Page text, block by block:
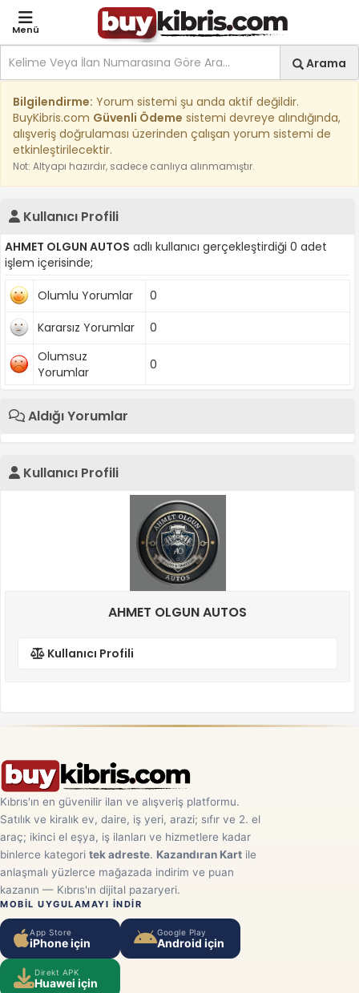
Menü
Ara
Arama
Kıbrıs İlan Platformu |
Bilgilendirme: Yorum sistemi şu anda aktif değildir.
BuyKibris.com Güvenli Ödeme sistemi devreye alındığında,
alışveriş doğrulaması üzerinden çalışan yorum sistemi de
etkinleştirilecektir.
Not: Altyapı hazırdır, sadece canlıya alınmamıştır.
Kullanıcı Profili
AHMET OLGUN AUTOS adlı kullanıcı gerçekleştirdiği 0 adet
işlem içerisinde;
Olumlu Yorumlar
0
Kararsız Yorumlar
0
Olumsuz
Yorumlar
0
Aldığı Yorumlar
Kullanıcı Profili
AHMET OLGUN AUTOS
Kullanıcı Profili
Kıbrıs'ın en güvenilir ilan ve alışveriş platformu.
Satılık ve kiralık ev, daire, iş yeri, arazi; sıfır ve 2. el
araç; ikinci el eşya, iş ilanları ve hizmetlere kadar
binlerce kategori tek adreste. Kazandıran Kart ile
anlaşmalı yüzlerce mağazada indirim ve puan
kazanın — Kıbrıs'ın dijital pazaryeri.
MOBIL UYGULAMAYI INDIR
App Store
iPhone için
Google Play
Android için
Direkt APK
Huawei için